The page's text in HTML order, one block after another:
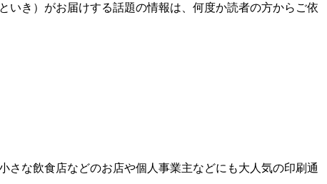
いき）がお届けする話題の情報は、何度か読者の方からご依
な飲食店などのお店や個人事業主などにも大人気の印刷通